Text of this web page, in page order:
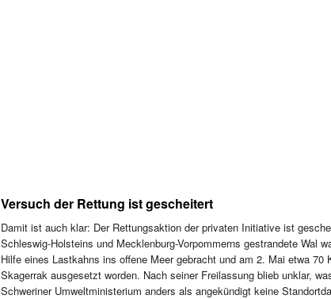
Versuch der Rettung ist gescheitert
Damit ist auch klar: Der Rettungsaktion der privaten Initiative ist
Schleswig-Holsteins und Mecklenburg-Vorpommerns gestrandete Wal
Hilfe eines Lastkahns ins offene Meer gebracht und am 2. Mai etwa 70
Skagerrak ausgesetzt worden. Nach seiner Freilassung blieb unklar,
Schweriner Umweltministerium anders als angekündigt keine